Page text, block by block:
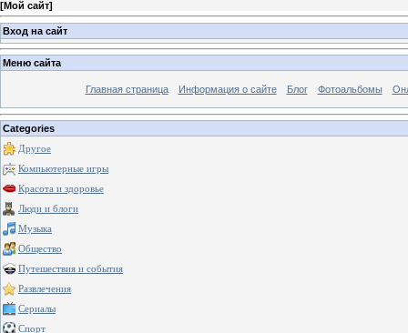
[Мой сайт]
Вход на сайт
Меню сайта
Главная страница Информация о сайте Блог Фотоальбомы
Categories
Другое
Компьютерные игры
Красота и здоровье
Люди и блоги
Музыка
Общество
Путешествия и события
Развлечения
Сериалы
Спорт